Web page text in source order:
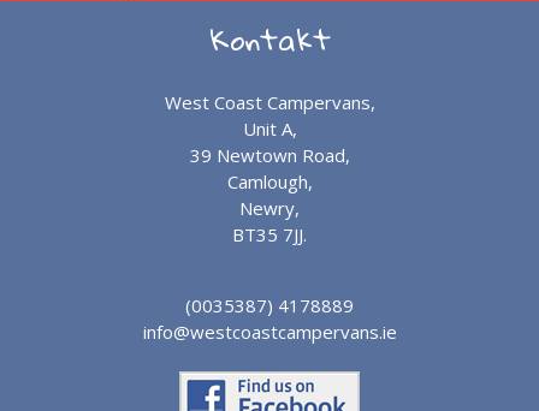
Kontakt
West Coast Campervans,
Unit A,
39 Newtown Road,
Camlough,
Newry,
BT35 7JJ.
(0035387) 4178889
info@westcoastcampervans.ie